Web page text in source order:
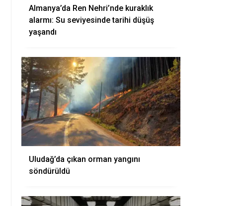
Almanya’da Ren Nehri’nde kuraklık
alarmı: Su seviyesinde tarihi düşüş
yaşandı
Uludağ’da çıkan orman yangını
söndürüldü